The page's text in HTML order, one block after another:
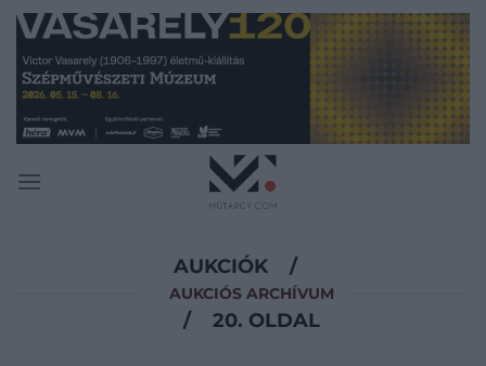
Skip
content
AUKCIÓK /
AUKCIÓS ARCHÍVUM
/ 20. OLDAL